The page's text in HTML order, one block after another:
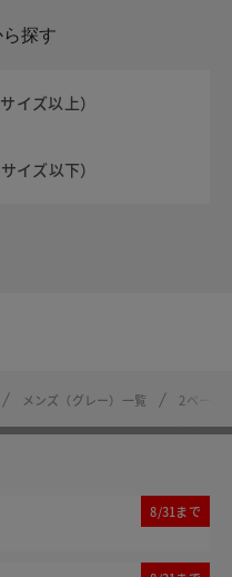
探す
イズ以上）
イズ以下）
メンズ（グレー）一覧 2ページ
8/31まで